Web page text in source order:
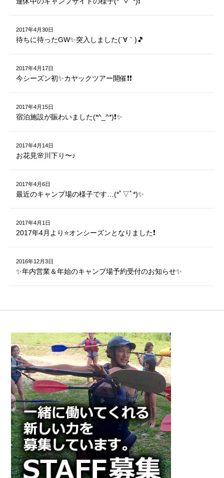
2017年4月30日
待ちに待ったGW✨突入しました(´∀｀)🎵
2017年4月17日
今シーズン初✨カヤックツアー開催❗️❗️
2017年4月15日
宿泊施設が賑わいました(*^_^*)❗️✨
2017年4月14日
お花見🌸川下り〜♪
2017年4月6日
最近のキャンプ場の様子です…(*ﾟ▽ﾟ*)✨
2017年4月1日
2017年4月より⭐️オンシーズンとなりました❗️
2016年12月3日
✨年内営業＆年始のキャンプ場予約受付のお知らせ✨